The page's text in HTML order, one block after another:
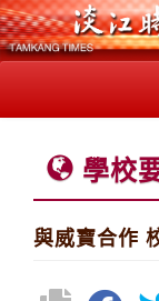
學校
與威寶合作